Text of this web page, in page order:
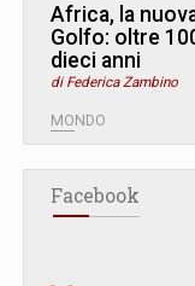
Africa, la
Golfo: oltre
dieci anni
di Federica Zambino
MONDO
Facebook